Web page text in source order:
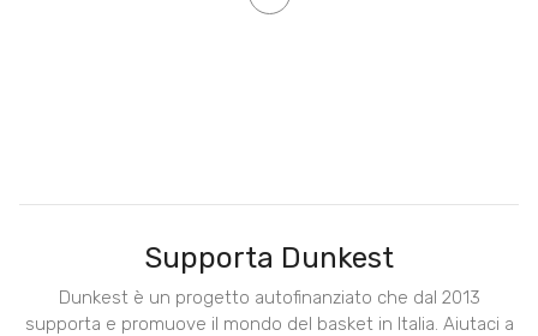
Supporta Dunkest
Dunkest è un progetto autofinanziato che dal 2013
supporta e promuove il mondo del basket in Italia. Aiutaci a